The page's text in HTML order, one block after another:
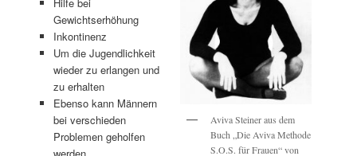
Gewichtserhöhung
Inkontinenz
Um die Jugendlichkeit
wieder zu erlangen und
zu erhalten
Ebenso kann Männern
bei verschieden
Problemen geholfen
Aviva Steiner aus dem
Buch „Die Aviva Methode
S.O.S. für Frauen“ von